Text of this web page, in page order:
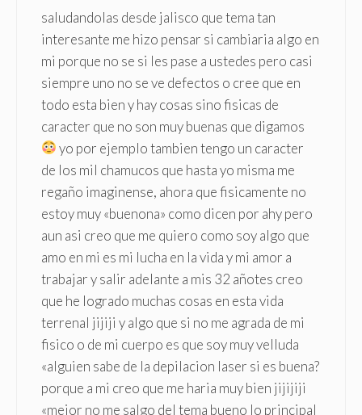
saludandolas desde jalisco que tema tan
interesante me hizo pensar si cambiaria algo en
mi porque no se si les pase a ustedes pero casi
siempre uno no se ve defectos o cree que en
todo esta bien y hay cosas sino fisicas de
caracter que no son muy buenas que digamos
yo por ejemplo tambien tengo un caracter
de los mil chamucos que hasta yo misma me
regaño imaginense, ahora que fisicamente no
estoy muy «buenona» como dicen por ahy pero
aun asi creo que me quiero como soy algo que
amo en mi es mi lucha en la vida y mi amor a
trabajar y salir adelante a mis 32 añotes creo
que he logrado muchas cosas en esta vida
terrenal jijiji y algo que si no me agrada de mi
fisico o de mi cuerpo es que soy muy velluda
«alguien sabe de la depilacion laser si es buena?
porque a mi creo que me haria muy bien jijijiji
«mejor no me salgo del tema bueno lo principal